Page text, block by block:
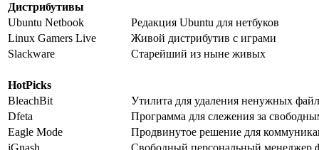
Дистрибутивы
Ubuntu Netbook
Редакция Ubuntu для нетбуков
Linux Gamers Live
Живой дистрибутив с играми
Slackware
Старейший из ныне живых
HotPicks
BleachBit
Утилита для удаления ненужных
Dfeta
Программа для слежения за
Eagle Mode
Продвинутое решение для